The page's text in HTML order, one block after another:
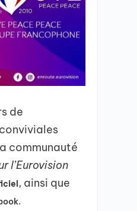
de
communauté
l’Eurovision
, ainsi que